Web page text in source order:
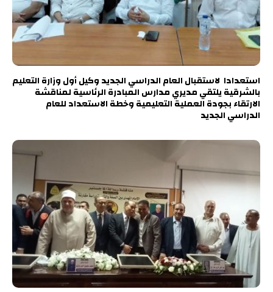
استعدادا لاستقبال العام الدراسي الجديد وكيل أول وزارة التعليم
بالشرقية يلتقي مديري مدارس المبادرة الرئاسية لمناقشة
الارتقاء بجودة العملية التعليمية وخطة الاستعداد للعام
الدراسي الجديد